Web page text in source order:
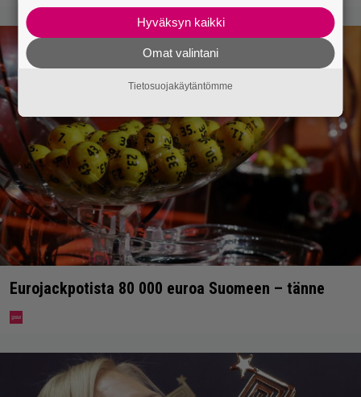
Eurojackpotista 80 000 euroa Suomeen – tänne
Hyväksyn kaikki
Omat valintani
Tietosuojakäytäntömme